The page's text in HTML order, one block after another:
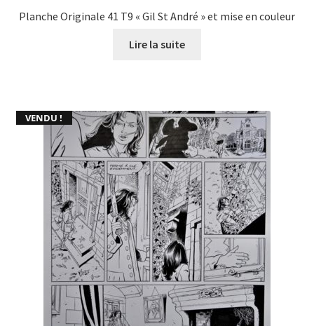
Planche Originale 41 T9 « Gil St André » et mise en couleur
Lire la suite
VENDU !